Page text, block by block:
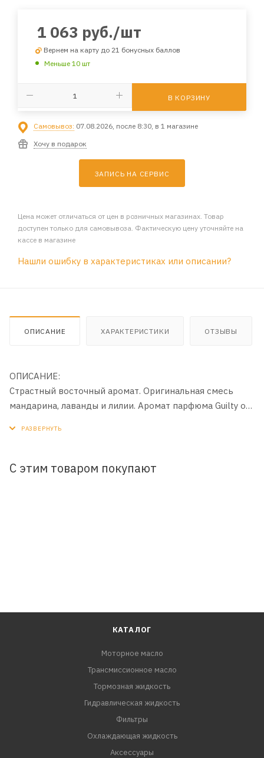
1 063 руб./шт
Вернем на карту до 21 бонусных баллов
Меньше 10 шт
В КОРЗИНУ
Самовывоз: 07.08.2026, после 8:30, в 1 магазине
Хочу в подарок
ЗАПИСЬ НА СЕРВИС
Цена может отличаться от цен в розничных магазинах. Товар
доступен только для самовывоза. Фактическую цену уточняйте на
кассе в магазине
Нашли ошибку в характеристиках или описании?
ОПИСАНИЕ ХАРАКТЕРИСТИКИ ОТЗЫВЫ
ОПИСАНИЕ:
Страстный восточный аромат. Оригинальная смесь
мандарина, лаванды и лилии. Аромат парфюма Guilty от
С этим товаром покупают
КАТАЛОГ
Моторное масло
Трансмиссионное масло
Тормозная жидкость
Гидравлическая жидкость
Фильтры
Охлаждающая жидкость
Аксессуары